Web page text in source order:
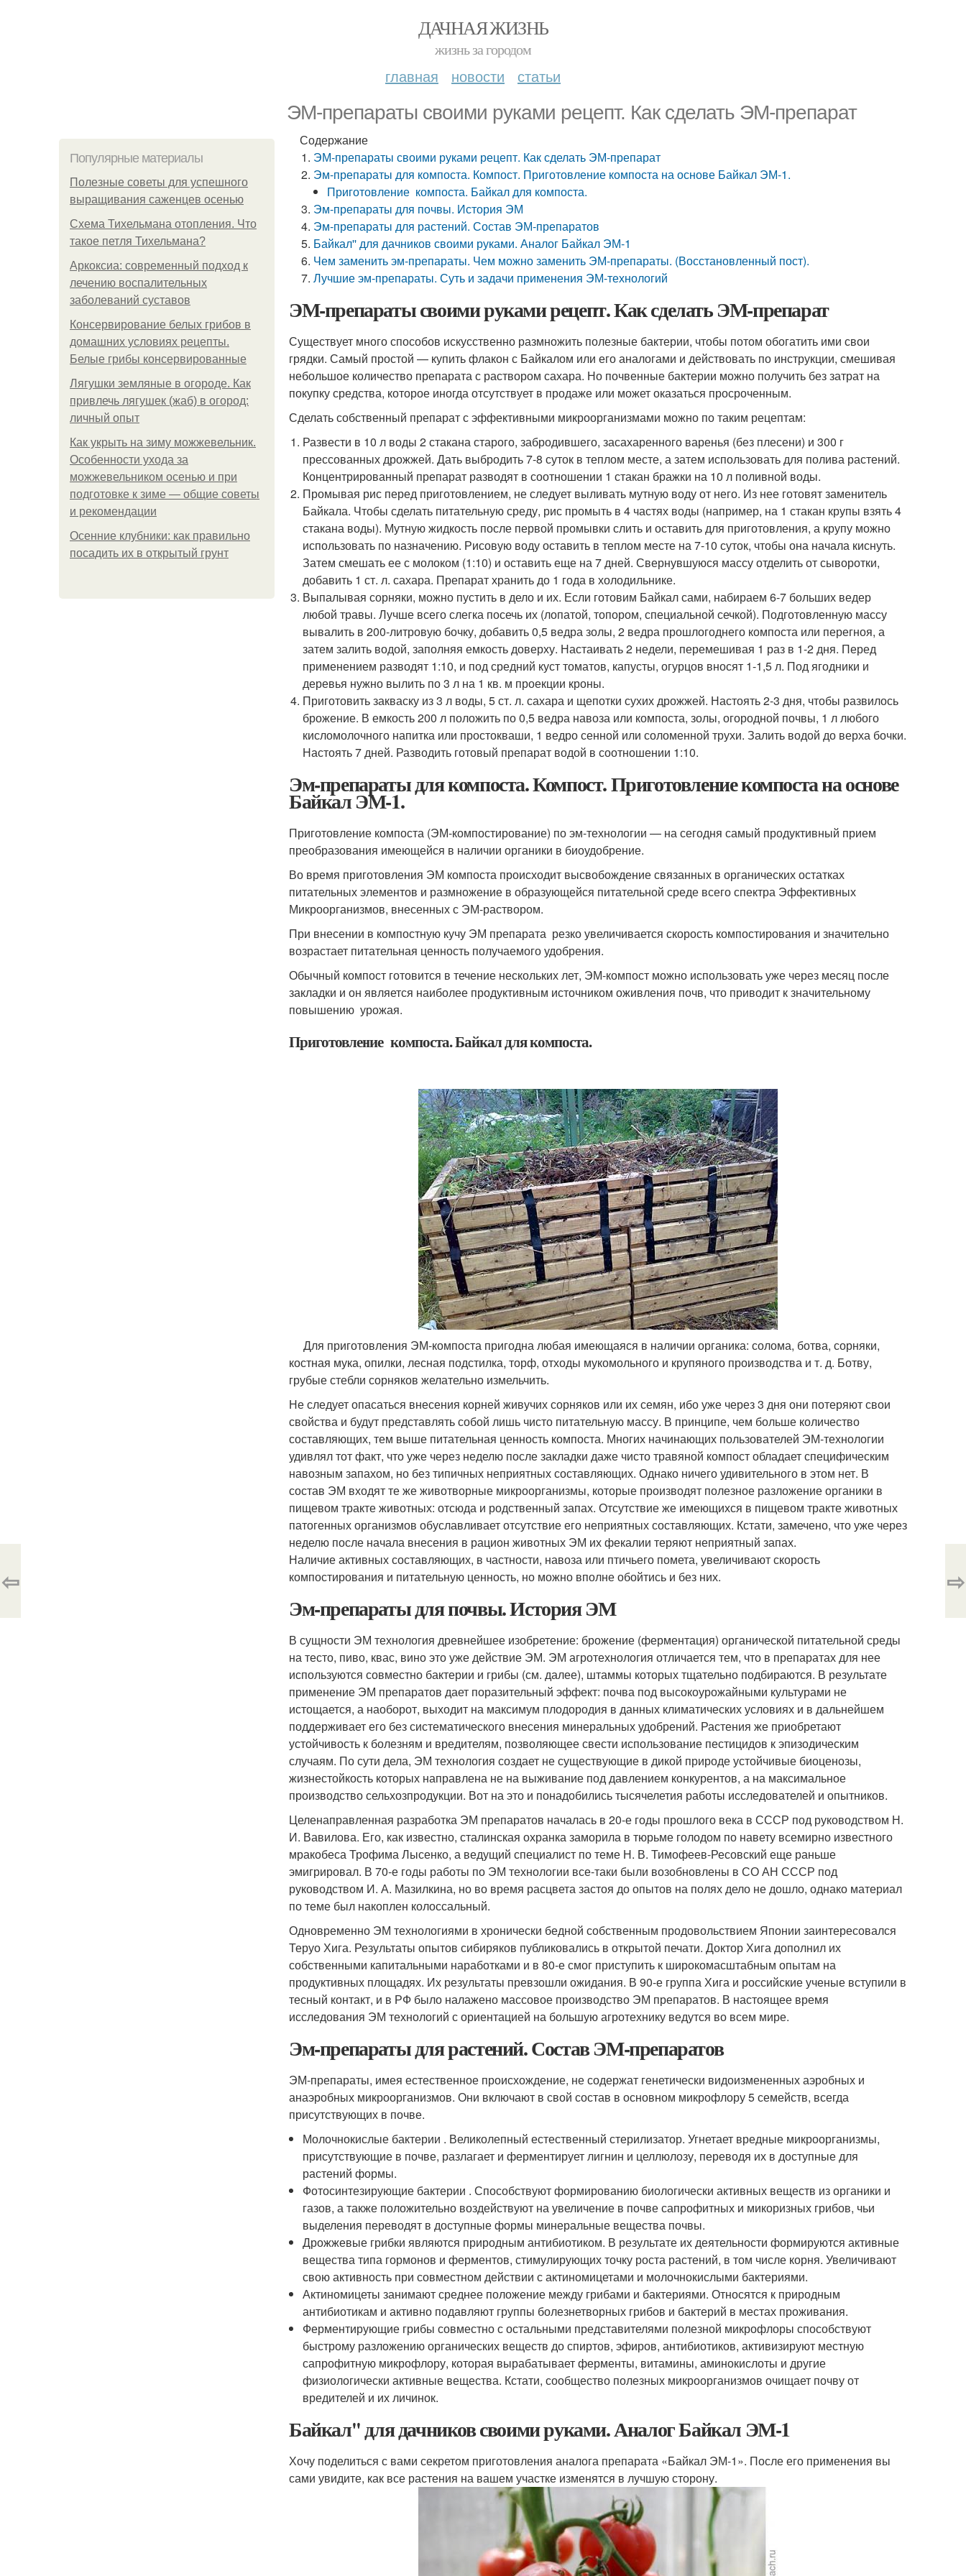
ДАЧНАЯ ЖИЗНЬ
жизнь за городом
главная новости статьи
ЭМ-препараты своими руками рецепт. Как сделать ЭМ-препарат
Популярные материалы
Полезные советы для успешного
выращивания саженцев осенью
Схема Тихельмана отопления. Что
такое петля Тихельмана?
Аркоксиа: современный подход к
лечению воспалительных
заболеваний суставов
Консервирование белых грибов в
домашних условиях рецепты.
Белые грибы консервированные
Лягушки земляные в огороде. Как
привлечь лягушек (жаб) в огород:
личный опыт
Как укрыть на зиму можжевельник.
Особенности ухода за
можжевельником осенью и при
подготовке к зиме — общие советы
и рекомендации
Осенние клубники: как правильно
посадить их в открытый грунт
Содержание
ЭМ-препараты своими руками рецепт. Как сделать ЭМ-препарат
Эм-препараты для компоста. Компост. Приготовление компоста на основе Байкал ЭМ-1.
Приготовление компоста. Байкал для компоста.
Эм-препараты для почвы. История ЭМ
Эм-препараты для растений. Состав ЭМ-препаратов
Байкал'' для дачников своими руками. Аналог Байкал ЭМ-1
Чем заменить эм-препараты. Чем можно заменить ЭМ-препараты. (Восстановленный пост).
Лучшие эм-препараты. Суть и задачи применения ЭМ-технологий
ЭМ-препараты своими руками рецепт. Как сделать ЭМ-препарат
Существует много способов искусственно размножить полезные бактерии, чтобы потом обогатить ими свои
грядки. Самый простой — купить флакон с Байкалом или его аналогами и действовать по инструкции, смешивая
небольшое количество препарата с раствором сахара. Но почвенные бактерии можно получить без затрат на
покупку средства, которое иногда отсутствует в продаже или может оказаться просроченным.
Сделать собственный препарат с эффективными микроорганизмами можно по таким рецептам:
Развести в 10 л воды 2 стакана старого, забродившего, засахаренного варенья (без плесени) и 300 г
прессованных дрожжей. Дать выбродить 7-8 суток в теплом месте, а затем использовать для полива растений.
Концентрированный препарат разводят в соотношении 1 стакан бражки на 10 л поливной воды.
Промывая рис перед приготовлением, не следует выливать мутную воду от него. Из нее готовят заменитель
Байкала. Чтобы сделать питательную среду, рис промыть в 4 частях воды (например, на 1 стакан крупы взять 4
стакана воды). Мутную жидкость после первой промывки слить и оставить для приготовления, а крупу можно
использовать по назначению. Рисовую воду оставить в теплом месте на 7-10 суток, чтобы она начала киснуть.
Затем смешать ее с молоком (1:10) и оставить еще на 7 дней. Свернувшуюся массу отделить от сыворотки,
добавить 1 ст. л. сахара. Препарат хранить до 1 года в холодильнике.
Выпалывая сорняки, можно пустить в дело и их. Если готовим Байкал сами, набираем 6-7 больших ведер
любой травы. Лучше всего слегка посечь их (лопатой, топором, специальной сечкой). Подготовленную массу
вывалить в 200-литровую бочку, добавить 0,5 ведра золы, 2 ведра прошлогоднего компоста или перегноя, а
затем залить водой, заполняя емкость доверху. Настаивать 2 недели, перемешивая 1 раз в 1-2 дня. Перед
применением разводят 1:10, и под средний куст томатов, капусты, огурцов вносят 1-1,5 л. Под ягодники и
деревья нужно вылить по 3 л на 1 кв. м проекции кроны.
Приготовить закваску из 3 л воды, 5 ст. л. сахара и щепотки сухих дрожжей. Настоять 2-3 дня, чтобы развилось
брожение. В емкость 200 л положить по 0,5 ведра навоза или компоста, золы, огородной почвы, 1 л любого
кисломолочного напитка или простокваши, 1 ведро сенной или соломенной трухи. Залить водой до верха бочки.
Настоять 7 дней. Разводить готовый препарат водой в соотношении 1:10.
Эм-препараты для компоста. Компост. Приготовление компоста на основе
Байкал ЭМ-1.
Приготовление компоста (ЭМ-компостирование) по эм-технологии — на сегодня самый продуктивный прием
преобразования имеющейся в наличии органики в биоудобрение.
Во время приготовления ЭМ компоста происходит высвобождение связанных в органических остатках
питательных элементов и размножение в образующейся питательной среде всего спектра Эффективных
Микроорганизмов, внесенных с ЭМ-раствором.
При внесении в компостную кучу ЭМ препарата резко увеличивается скорость компостирования и значительно
возрастает питательная ценность получаемого удобрения.
Обычный компост готовится в течение нескольких лет, ЭМ-компост можно использовать уже через месяц после
закладки и он является наиболее продуктивным источником оживления почв, что приводит к значительному
повышению урожая.
Приготовление компоста. Байкал для компоста.
Для приготовления ЭМ-компоста пригодна любая имеющаяся в наличии органика: солома, ботва, сорняки,
костная мука, опилки, лесная подстилка, торф, отходы мукомольного и крупяного производства и т. д. Ботву,
грубые стебли сорняков желательно измельчить.
Не следует опасаться внесения корней живучих сорняков или их семян, ибо уже через 3 дня они потеряют свои
свойства и будут представлять собой лишь чисто питательную массу. В принципе, чем больше количество
составляющих, тем выше питательная ценность компоста. Многих начинающих пользователей ЭМ-технологии
удивлял тот факт, что уже через неделю после закладки даже чисто травяной компост обладает специфическим
навозным запахом, но без типичных неприятных составляющих. Однако ничего удивительного в этом нет. В
состав ЭМ входят те же животворные микроорганизмы, которые производят полезное разложение органики в
пищевом тракте животных: отсюда и родственный запах. Отсутствие же имеющихся в пищевом тракте животных
патогенных организмов обуславливает отсутствие его неприятных составляющих. Кстати, замечено, что уже через
неделю после начала внесения в рацион животных ЭМ их фекалии теряют неприятный запах.
Наличие активных составляющих, в частности, навоза или птичьего помета, увеличивают скорость
компостирования и питательную ценность, но можно вполне обойтись и без них.
Эм-препараты для почвы. История ЭМ
В сущности ЭМ технология древнейшее изобретение: брожение (ферментация) органической питательной среды
на тесто, пиво, квас, вино это уже действие ЭМ. ЭМ агротехнология отличается тем, что в препаратах для нее
используются совместно бактерии и грибы (см. далее), штаммы которых тщательно подбираются. В результате
применение ЭМ препаратов дает поразительный эффект: почва под высокоурожайными культурами не
истощается, а наоборот, выходит на максимум плодородия в данных климатических условиях и в дальнейшем
поддерживает его без систематического внесения минеральных удобрений. Растения же приобретают
устойчивость к болезням и вредителям, позволяющее свести использование пестицидов к эпизодическим
случаям. По сути дела, ЭМ технология создает не существующие в дикой природе устойчивые биоценозы,
жизнестойкость которых направлена не на выживание под давлением конкурентов, а на максимальное
производство сельхозпродукции. Вот на это и понадобились тысячелетия работы исследователей и опытников.
Целенаправленная разработка ЭМ препаратов началась в 20-е годы прошлого века в СССР под руководством Н.
И. Вавилова. Его, как известно, сталинская охранка заморила в тюрьме голодом по навету всемирно известного
мракобеса Трофима Лысенко, а ведущий специалист по теме Н. В. Тимофеев-Ресовский еще раньше
эмигрировал. В 70-е годы работы по ЭМ технологии все-таки были возобновлены в СО АН СССР под
руководством И. А. Мазилкина, но во время расцвета застоя до опытов на полях дело не дошло, однако материал
по теме был накоплен колоссальный.
Одновременно ЭМ технологиями в хронически бедной собственным продовольствием Японии заинтересовался
Теруо Хига. Результаты опытов сибиряков публиковались в открытой печати. Доктор Хига дополнил их
собственными капитальными наработками и в 80-е смог приступить к широкомасштабным опытам на
продуктивных площадях. Их результаты превзошли ожидания. В 90-е группа Хига и российские ученые вступили в
тесный контакт, и в РФ было налажено массовое производство ЭМ препаратов. В настоящее время
исследования ЭМ технологий с ориентацией на большую агротехнику ведутся во всем мире.
Эм-препараты для растений. Состав ЭМ-препаратов
ЭМ-препараты, имея естественное происхождение, не содержат генетически видоизмененных аэробных и
анаэробных микроорганизмов. Они включают в свой состав в основном микрофлору 5 семейств, всегда
присутствующих в почве.
Молочнокислые бактерии . Великолепный естественный стерилизатор. Угнетает вредные микроорганизмы,
присутствующие в почве, разлагает и ферментирует лигнин и целлюлозу, переводя их в доступные для
растений формы.
Фотосинтезирующие бактерии . Способствуют формированию биологически активных веществ из органики и
газов, а также положительно воздействуют на увеличение в почве сапрофитных и микоризных грибов, чьи
выделения переводят в доступные формы минеральные вещества почвы.
Дрожжевые грибки являются природным антибиотиком. В результате их деятельности формируются активные
вещества типа гормонов и ферментов, стимулирующих точку роста растений, в том числе корня. Увеличивают
свою активность при совместном действии с актиномицетами и молочнокислыми бактериями.
Актиномицеты занимают среднее положение между грибами и бактериями. Относятся к природным
антибиотикам и активно подавляют группы болезнетворных грибов и бактерий в местах проживания.
Ферментирующие грибы совместно с остальными представителями полезной микрофлоры способствуют
быстрому разложению органических веществ до спиртов, эфиров, антибиотиков, активизируют местную
сапрофитную микрофлору, которая вырабатывает ферменты, витамины, аминокислоты и другие
физиологически активные вещества. Кстати, сообщество полезных микроорганизмов очищает почву от
вредителей и их личинок.
Байкал'' для дачников своими руками. Аналог Байкал ЭМ-1
Хочу поделиться с вами секретом приготовления аналога препарата «Байкал ЭМ-1». После его применения вы
сами увидите, как все растения на вашем участке изменятся в лучшую сторону.
⇦ ⇨